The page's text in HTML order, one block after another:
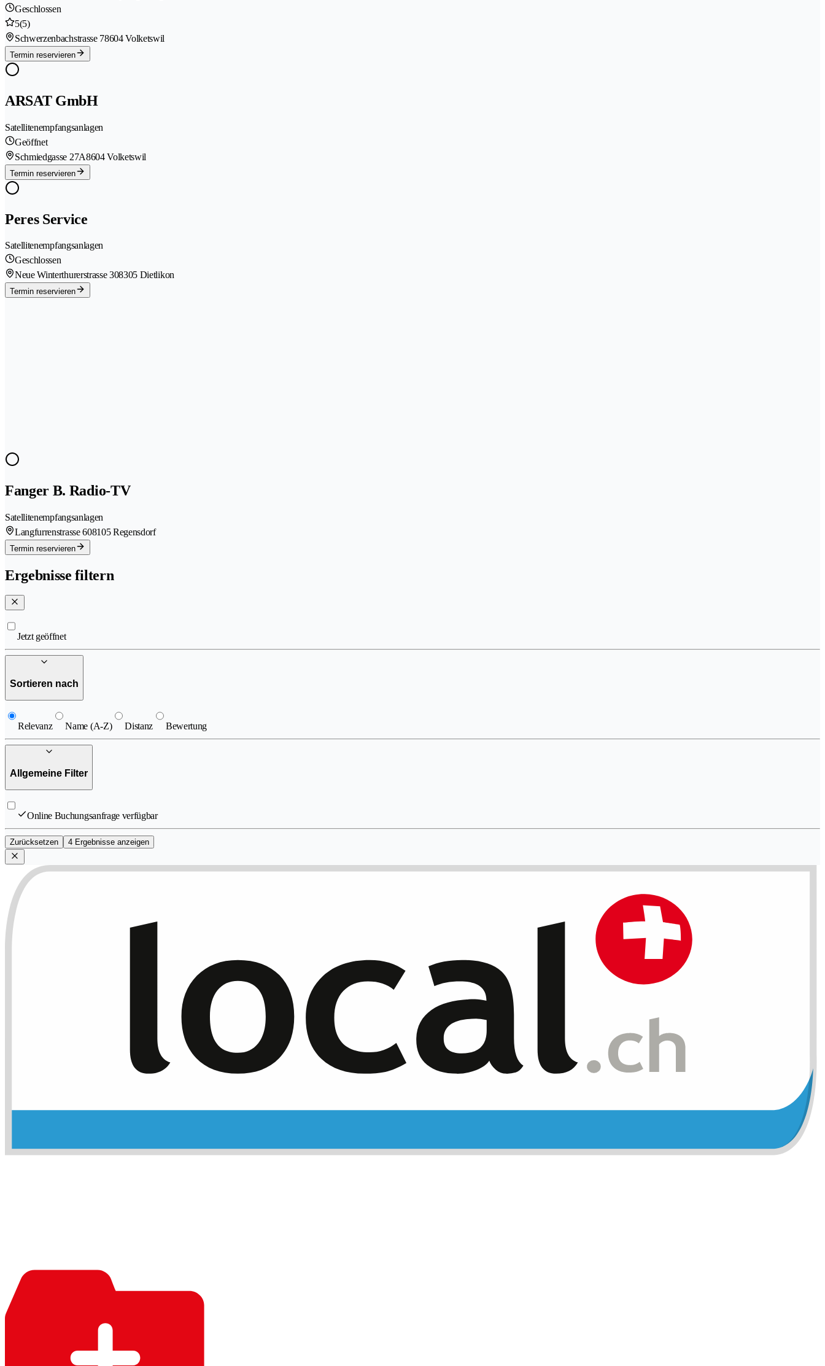
Geschlossen
5(5)
Schwerzenbachstrasse 78604 Volketswil
Termin reservieren
ARSAT GmbH
Satellitenempfangsanlagen
Geöffnet
Schmiedgasse 27A8604 Volketswil
Termin reservieren
Peres Service
Satellitenempfangsanlagen
Geschlossen
Neue Winterthurerstrasse 308305 Dietlikon
Termin reservieren
Fanger B. Radio-TV
Satellitenempfangsanlagen
Langfurrenstrasse 608105 Regensdorf
Termin reservieren
Ergebnisse filtern
Jetzt geöffnet
Sortieren nach
Relevanz Name (A-Z) Distanz Bewertung
Allgemeine Filter
Online Buchungsanfrage verfügbar
Zurücksetzen 4 Ergebnisse anzeigen